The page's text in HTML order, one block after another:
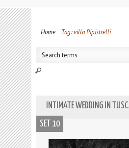
Home Tag: villa Pipistrelli
INTIMATE WEDDING IN
SET 10